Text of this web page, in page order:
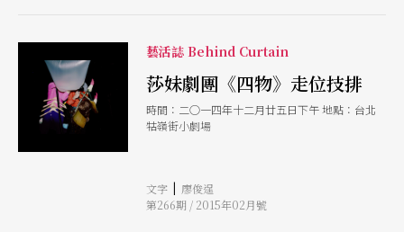
藝活誌 Behind Curtain
莎妹劇團《四物》走位技排
時間：二○一四年十二月廿五日下午 地點：台北
牯嶺街小劇場
文字 | 廖俊逞
第266期 / 2015年02月號